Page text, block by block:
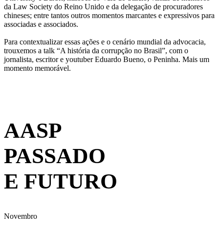
da Law Society do Reino Unido e da delegação de procuradores
chineses; entre tantos outros momentos marcantes e expressivos para
associadas e associados.
Para contextualizar essas ações e o cenário mundial da advocacia,
trouxemos a talk “A história da corrupção no Brasil”, com o
jornalista, escritor e youtuber Eduardo Bueno, o Peninha. Mais um
momento memorável.
AASP
PASSADO
E FUTURO
Novembro